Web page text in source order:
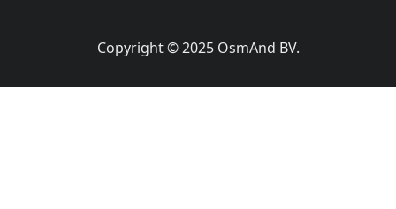
Copyright © 2025 OsmAnd BV.